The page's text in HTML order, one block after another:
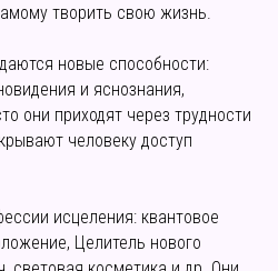
творить свою жизнь.
новые способности:
и яснознания,
они приходят через трудности
человеку доступ
исцеления: квантовое
Целитель нового